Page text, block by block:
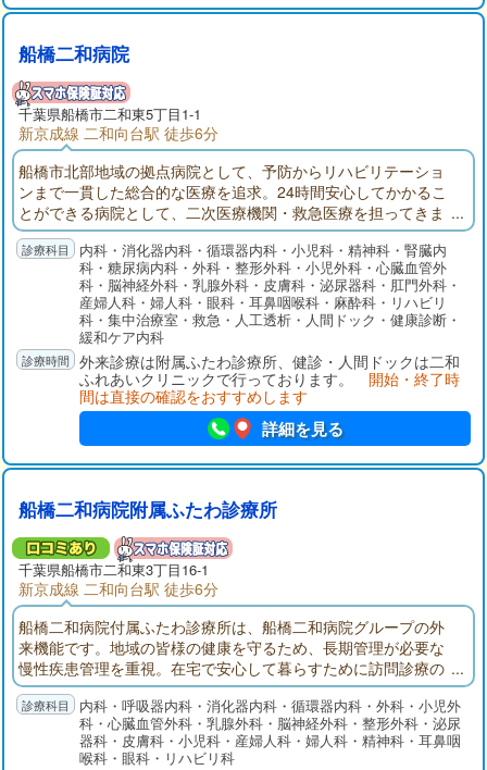
船橋二和病院
千葉県船橋市二和東5丁目1-1
新京成線 二和向台駅 徒歩6分
船橋市北部地域の拠点病院として、予防からリハビリテーショ
ンまで一貫した総合的な医療を追求。24時間安心してかかるこ
とができる病院として、二次医療機関・救急医療を担ってきま
した。船橋二和病院付属ふたわ診療所(主に外来部門)、ふれあい
クリニック（主に健診部門）、二和在宅介護支援センター、八
木が谷在宅介護支援センターでそれぞれ役割分担して連携を取
りながら、地域の皆様の健康を守ります。
内科・消化器内科・循環器内科・小児科・精神科・腎臓内
科・糖尿病内科・外科・整形外科・小児外科・心臓血管外
科・脳神経外科・乳腺外科・皮膚科・泌尿器科・肛門外科・
産婦人科・婦人科・眼科・耳鼻咽喉科・麻酔科・リハビリ
科・集中治療室・救急・人工透析・人間ドック・健康診断・
緩和ケア内科
外来診療は附属ふたわ診療所、健診・人間ドックは二和
ふれあいクリニックで行っております。 開始・終了時
間は直接の確認をおすすめします
詳細を見る
船橋二和病院附属ふたわ診療所
千葉県船橋市二和東3丁目16-1
新京成線 二和向台駅 徒歩6分
船橋二和病院付属ふたわ診療所は、船橋二和病院グループの外
来機能です。地域の皆様の健康を守るため、長期管理が必要な
慢性疾患管理を重視。在宅で安心して暮らすために訪問診療の
展開。入退院では船橋二和病院との連携。地域の皆様が安心し
て暮らせるように医療面でサポートできる外来機能を目指して
内科・呼吸器内科・消化器内科・循環器内科・外科・小児外
科・心臓血管外科・乳腺外科・脳神経外科・整形外科・泌尿
器科・皮膚科・小児科・産婦人科・婦人科・精神科・耳鼻咽
喉科・眼科・リハビリ科